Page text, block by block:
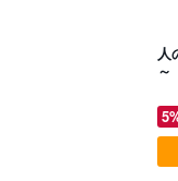
人
～